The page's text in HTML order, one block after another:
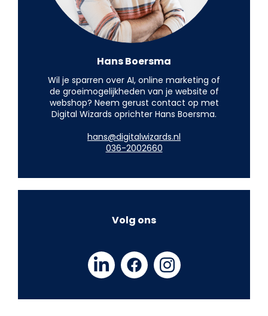
Hans Boersma
Wil je sparren over AI, online marketing of
de groeimogelijkheden van je website of
webshop? Neem gerust contact op met
Digital Wizards oprichter Hans Boersma.
hans@digitalwizards.nl
036-2002660
Volg ons